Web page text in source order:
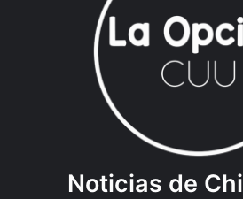
Noticias de